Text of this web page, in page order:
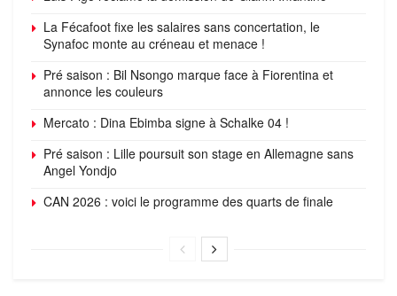
La Fécafoot fixe les salaires sans concertation, le
Synafoc monte au créneau et menace !
Pré saison : Bil Nsongo marque face à Fiorentina et
annonce les couleurs
Mercato : Dina Ebimba signe à Schalke 04 !
Pré saison : Lille poursuit son stage en Allemagne sans
Angel Yondjo
CAN 2026 : voici le programme des quarts de finale